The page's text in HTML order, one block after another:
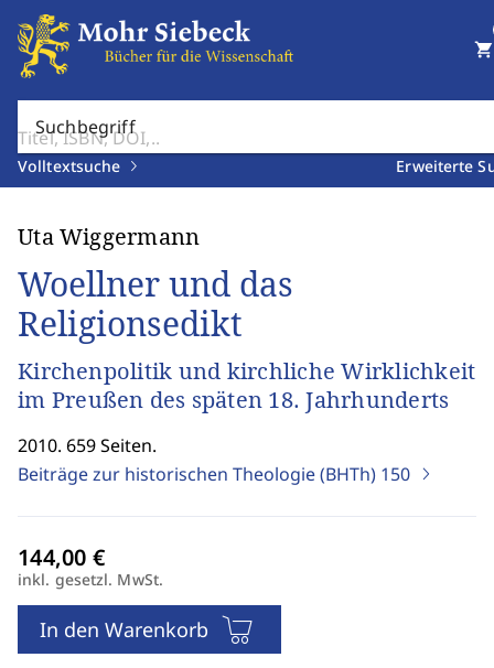
Suchbegriff
Volltextsuche Erweiterte
shopping_cart
Uta Wiggermann
Woellner und das
Religionsedikt
Kirchenpolitik und kirchliche Wirklichkeit
im Preußen des späten 18. Jahrhunderts
2010. 659 Seiten.
Beiträge zur historischen Theologie (BHTh) 150
inkl. gesetzl. MwSt.
In den Warenkorb